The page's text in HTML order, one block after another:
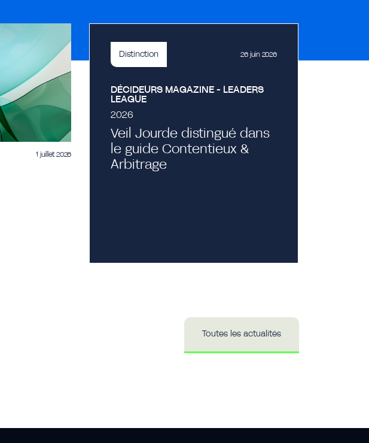
1 juillet 2026
Distinction 26 juin 2026
DÉCIDEURS MAGAZINE - LEADERS
LEAGUE
2026
Veil Jourde distingué dans
le guide Contentieux &
Arbitrage
Toutes les actualités